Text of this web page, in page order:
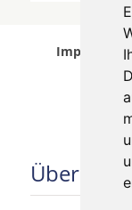
Über uns